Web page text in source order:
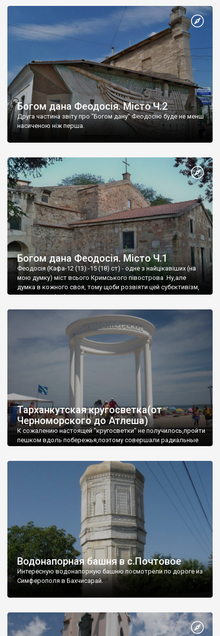
Богом дана Феодосія. Місто Ч.2
Друга частина звіту про "Богом дану" Феодосію буде не менш
насиченою ніж перша.
Богом дана Феодосія. Місто Ч.1
Феодосія (Кафа-12 (13) -15 (18) ст) - одне з найцікавіших (на
мою думку) міст всього Кримського півострова .Ну,але
думка в кожного своя, тому щоби розвіяти цей субєктивізм,
запрошую відвідати це
Тарханкутская кругосветка(от
Черноморского до Атлеша)
К сожалению настоящей "кругосветки" не получилось,пройти
пешком вдоль побережья,поэтому совершали радиальные
Водонапорная башня в с.Почтовое
Интересную водонапорную башню посмотрели по дороге из
Симферополя в Бахчисарай.